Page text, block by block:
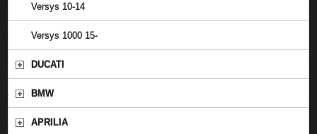
Versys 10-14
Versys 1000 15-
DUCATI
BMW
APRILIA